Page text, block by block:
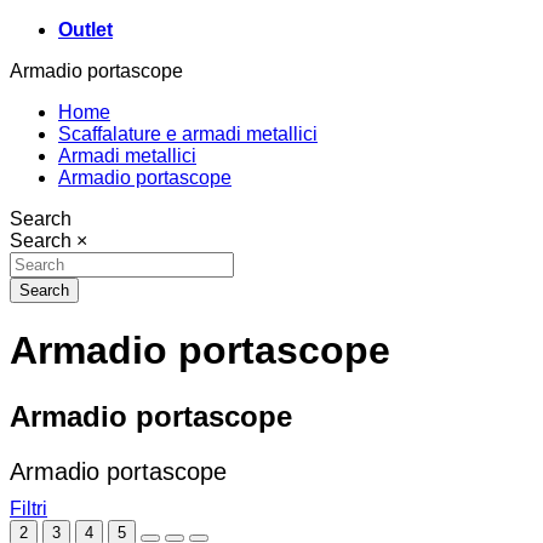
Outlet
Armadio portascope
Home
Scaffalature e armadi metallici
Armadi metallici
Armadio portascope
Search
Search ×
Search
Armadio portascope
Armadio portascope
Armadio portascope
Filtri
2 3 4 5